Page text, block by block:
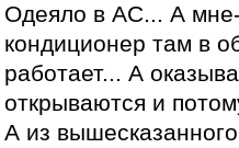
Одеяло в АС... А мне-
кондиционер там в
работает... А
открываются и
А из